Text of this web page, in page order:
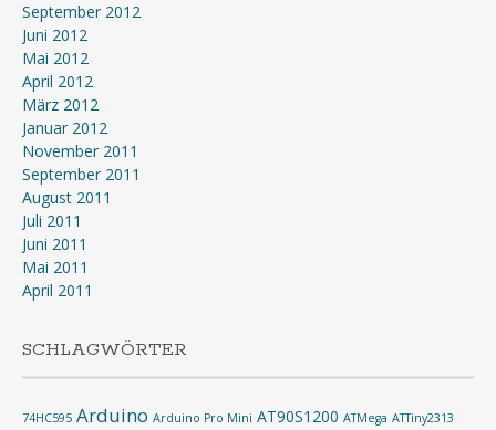
September 2012
Juni 2012
Mai 2012
April 2012
März 2012
Januar 2012
November 2011
September 2011
August 2011
Juli 2011
Juni 2011
Mai 2011
April 2011
SCHLAGWÖRTER
74HC595 Arduino Arduino Pro Mini AT90S1200 ATMega ATTiny2313